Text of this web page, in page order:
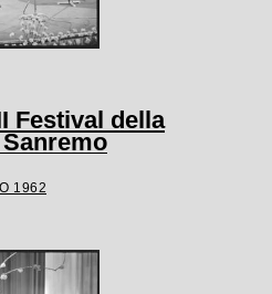
Festival della
1962